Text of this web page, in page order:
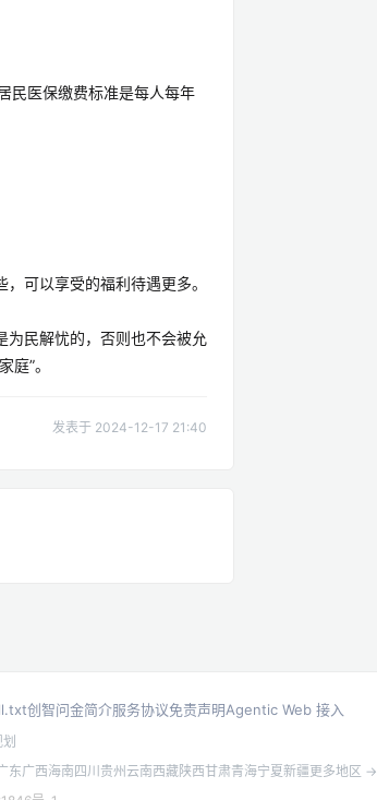
民医保缴费标准是每人每年
可以享受的福利待遇更多。
为民解忧的，否则也不会被允
”。
发表于 2024-12-17 21:40
创智问金简介服务协议免责声明Agentic Web 接入
东广西海南四川贵州云南西藏陕西甘肃青海宁夏新疆更多地区 →